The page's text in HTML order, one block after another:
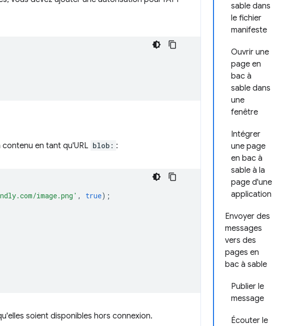
sable dans
le fichier
manifeste
Ouvrir une
page en
bac à
sable dans
une
fenêtre
Intégrer
une page
en bac à
sable à la
page d'une
application
Envoyer des
messages
vers des
pages en
bac à sable
Publier le
message
Écouter le
en tant qu'URL blob: :
image.png' , true);
soient disponibles hors connexion.